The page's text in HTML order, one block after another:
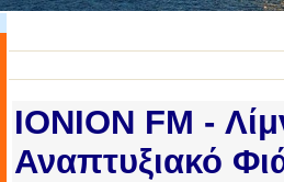
IONION FM -
Αναπτυξιακό